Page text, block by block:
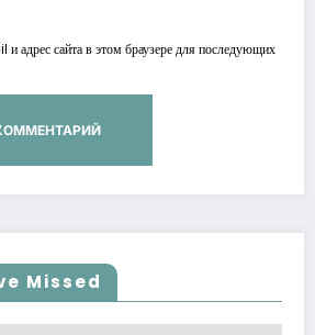
адрес сайта в этом браузере для последующих
Missed